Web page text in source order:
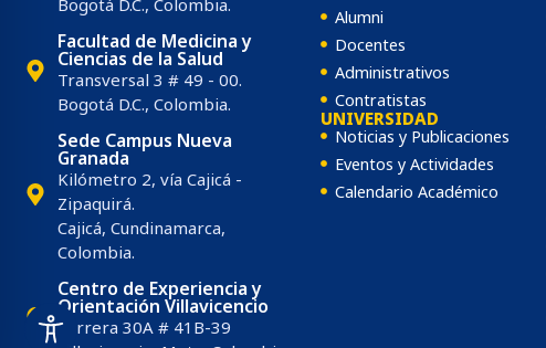
Facultad de Medicina y
Ciencias de la Salud
Transversal 3 # 49 - 00.
Bogotá D.C., Colombia.
Sede Campus Nueva
Granada
Kilómetro 2, vía Cajicá -
Zipaquirá.
Cajicá, Cundinamarca,
Colombia.
Centro de Experiencia y
Orientación Villavicencio
Carrera 30A # 41B-39
Alumni
Docentes
Administrativos
Contratistas
UNIVERSIDAD
Noticias y Publicaciones
Eventos y Actividades
Calendario Académico